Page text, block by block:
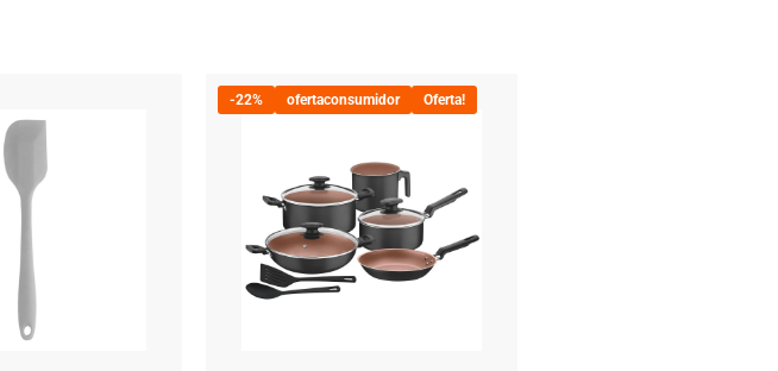
-22% ofertaconsumidor Oferta!